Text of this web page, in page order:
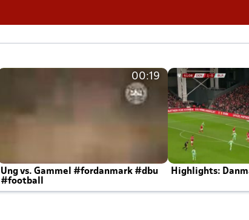
00:19
Ung vs. Gammel #fordanmark #dbu
#football
Highlights: